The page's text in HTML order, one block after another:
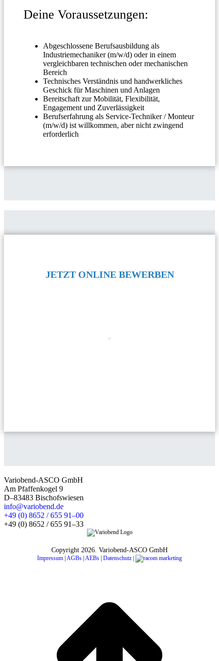
Deine Voraussetzungen:
Abgeschlossene Berufsausbildung als
Industriemechaniker (m/w/d) oder in einem
vergleichbaren technischen oder mechanischen
Bereich
Technisches Verständnis und handwerkliches
Geschick für Maschinen und Anlagen
Bereitschaft zur Mobilität, Flexibilität,
Engagement und Zuverlässigkeit
Berufserfahrung als Service-Techniker / Monteur
(m/w/d) ist willkommen, aber nicht zwingend
erforderlich
JETZT ONLINE BEWERBEN
Variobend-ASCO GmbH
Am Pfaffenkogel 9
D–83483 Bischofswiesen
info@variobend.de
+49 (0) 8652 / 655 91–00
+49 (0) 8652 / 655 91–33
Copyright 2026. Variobend-ASCO GmbH
Impressum AGBs AEBs Datenschutz